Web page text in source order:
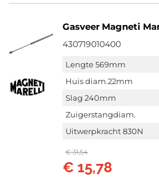
Gasveer Magneti
430719010400
Lengte 569mm
Huis diam.22mm
Slag 240mm
Zuigerstangdiam.
Uitwerpkracht 830N
€ 31,54
€ 15,78